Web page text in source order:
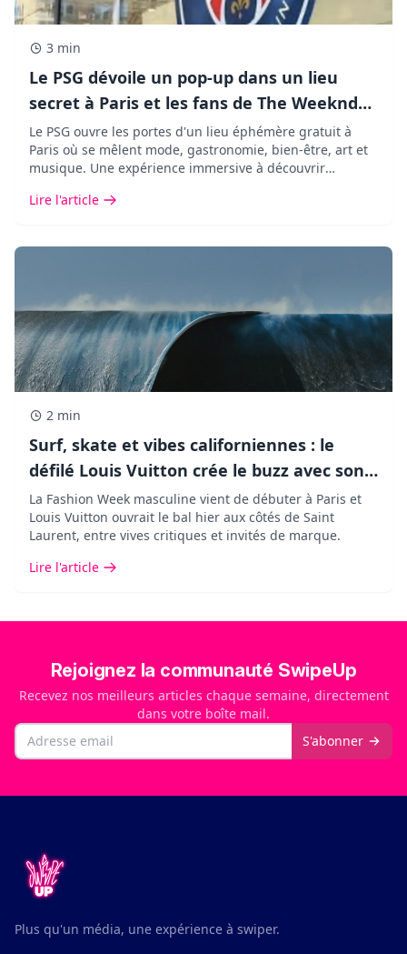
3 min
Le PSG dévoile un pop-up dans un lieu
secret à Paris et les fans de The Weeknd
vont adorer !
Le PSG ouvre les portes d'un lieu éphémère gratuit à
Paris où se mêlent mode, gastronomie, bien-être, art et
musique. Une expérience immersive à découvrir
Lire l'article
2 min
Surf, skate et vibes californiennes : le
défilé Louis Vuitton crée le buzz avec son
décor XXL !
La Fashion Week masculine vient de débuter à Paris et
Louis Vuitton ouvrait le bal hier aux côtés de Saint
Laurent, entre vives critiques et invités de marque.
Lire l'article
Rejoignez la communauté SwipeUp
Recevez nos meilleurs articles chaque semaine, directement
dans votre boîte mail.
Email S'abonner
Plus qu'un média, une expérience à swiper.